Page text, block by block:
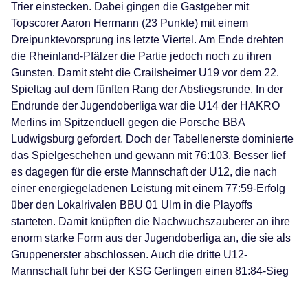
Trier einstecken. Dabei gingen die Gastgeber mit
Topscorer Aaron Hermann (23 Punkte) mit einem
Dreipunktevorsprung ins letzte Viertel. Am Ende drehten
die Rheinland-Pfälzer die Partie jedoch noch zu ihren
Gunsten. Damit steht die Crailsheimer U19 vor dem 22.
Spieltag auf dem fünften Rang der Abstiegsrunde. In der
Endrunde der Jugendoberliga war die U14 der HAKRO
Merlins im Spitzenduell gegen die Porsche BBA
Ludwigsburg gefordert. Doch der Tabellenerste dominierte
das Spielgeschehen und gewann mit 76:103. Besser lief
es dagegen für die erste Mannschaft der U12, die nach
einer energiegeladenen Leistung mit einem 77:59-Erfolg
über den Lokalrivalen BBU 01 Ulm in die Playoffs
starteten. Damit knüpften die Nachwuchszauberer an ihre
enorm starke Form aus der Jugendoberliga an, die sie als
Gruppenerster abschlossen. Auch die dritte U12-
Mannschaft fuhr bei der KSG Gerlingen einen 81:84-Sieg